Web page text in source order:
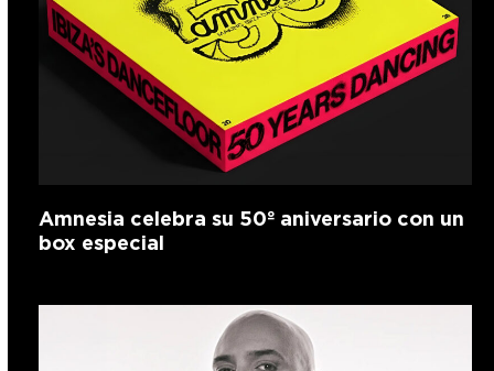
Amnesia celebra su 50º aniversario con un
box especial